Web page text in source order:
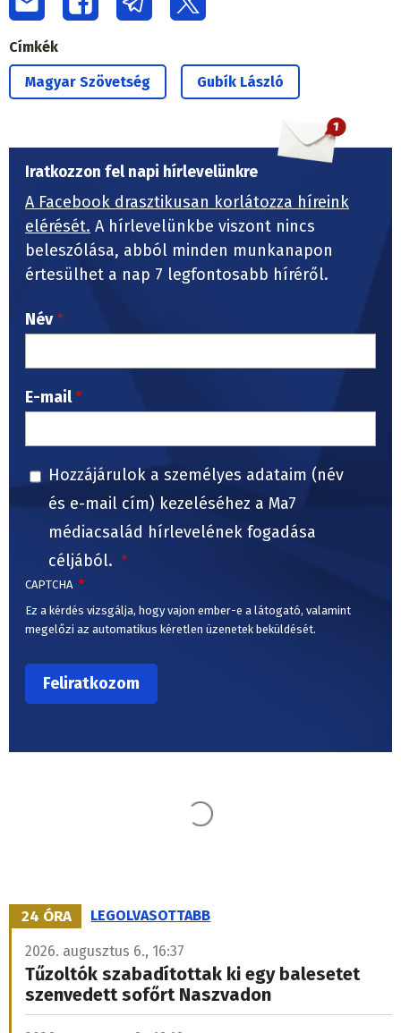
Címkék
Magyar Szövetség Gubík László
Iratkozzon fel napi hírlevelünkre
A Facebook drasztikusan korlátozza híreink
elérését. A hírlevelünkbe viszont nincs
beleszólása, abból minden munkanapon
értesülhet a nap 7 legfontosabb híréről.
Név
E-mail
Hozzájárulok a személyes adataim (név
és e-mail cím) kezeléséhez a Ma7
médiacsalád hírlevelének fogadása
céljából.
CAPTCHA
Ez a kérdés vizsgálja, hogy vajon ember-e a látogató, valamint
megelőzi az automatikus kéretlen üzenetek beküldését.